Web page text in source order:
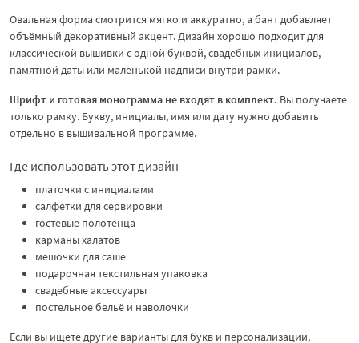
Овальная форма смотрится мягко и аккуратно, а бант добавляет
объёмный декоративный акцент. Дизайн хорошо подходит для
классической вышивки с одной буквой, свадебных инициалов,
памятной даты или маленькой надписи внутри рамки.
Шрифт и готовая монограмма не входят в комплект. Вы получаете
только рамку. Букву, инициалы, имя или дату нужно добавить
отдельно в вышивальной программе.
Где использовать этот дизайн
платочки с инициалами
салфетки для сервировки
гостевые полотенца
карманы халатов
мешочки для саше
подарочная текстильная упаковка
свадебные аксессуары
постельное бельё и наволочки
Если вы ищете другие варианты для букв и персонализации,